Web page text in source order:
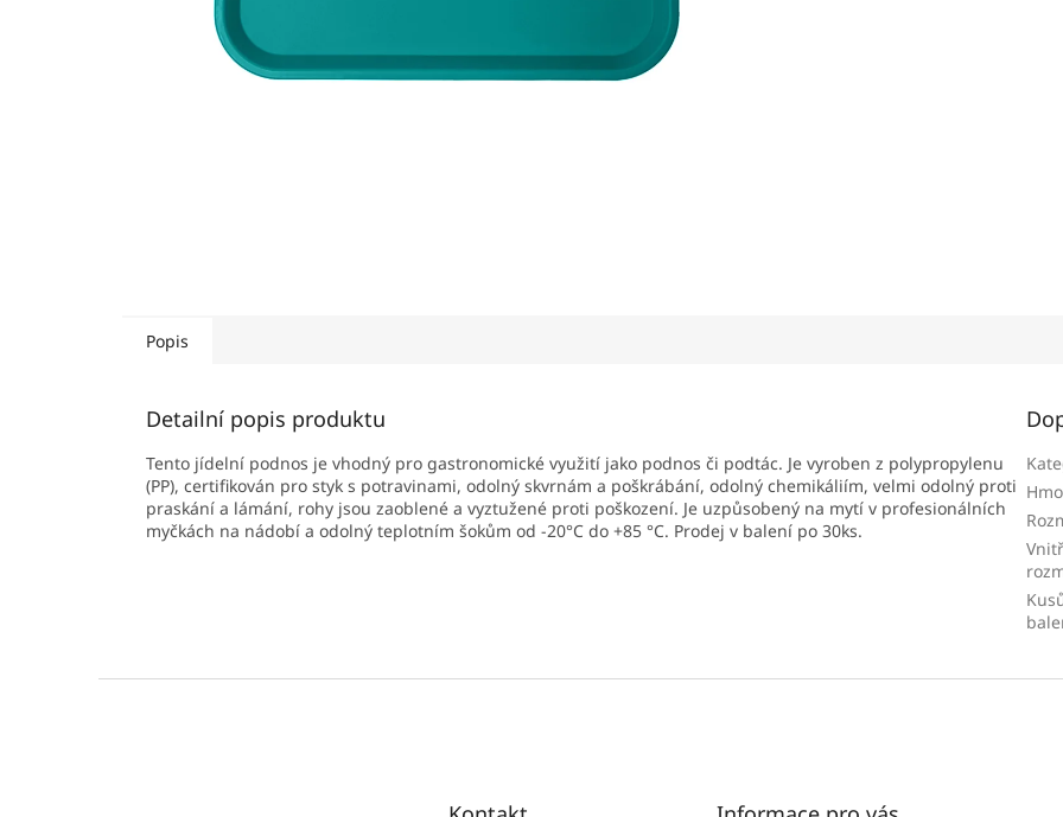
Popis
Detailní popis produktu
Tento jídelní podnos je vhodný pro gastronomické využití jako podnos či podtác. Je vyroben z polypropylenu
(PP), certifikován pro styk s potravinami, odolný skvrnám a poškrábání, odolný chemikáliím, velmi odolný proti
praskání a lámání, rohy jsou zaoblené a vyztužené proti poškození. Je uzpůsobený na mytí v profesionálních
myčkách na nádobí a odolný teplotním šokům od -20°C do +85 °C. Prodej v balení po 30ks.